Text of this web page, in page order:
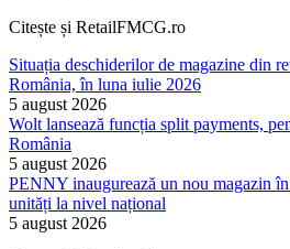
Citește și RetailFMCG.ro
Situația deschiderilor de magazine din
România, în luna iulie 2026
5 august 2026
Wolt lansează funcția split payments,
România
5 august 2026
PENNY inaugurează un nou magazin
unități la nivel național
5 august 2026